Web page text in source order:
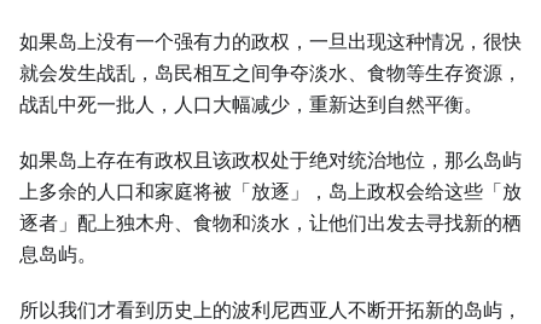
如果岛上没有一个强有力的政权，一旦出现这种情况，很快
就会发生战乱，岛民相互之间争夺淡水、食物等生存资源，
战乱中死一批人，人口大幅减少，重新达到自然平衡。
如果岛上存在有政权且该政权处于绝对统治地位，那么岛屿
上多余的人口和家庭将被「放逐」，岛上政权会给这些「放
逐者」配上独木舟、食物和淡水，让他们出发去寻找新的栖
息岛屿。
所以我们才看到历史上的波利尼西亚人不断开拓新的岛屿，